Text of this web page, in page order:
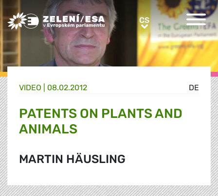
Greens/EFA Home CSCS
DE
VIDEO | 08.02.2012
PATENTS ON PLANTS AND
ANIMALS
MARTIN HÄUSLING